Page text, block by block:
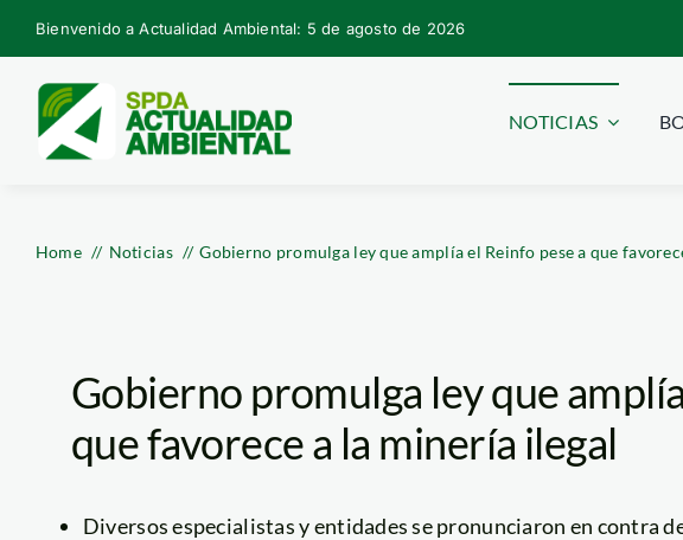
Skip
to
content
Bienvenido a Actualidad Ambiental: 5 de agosto de 2026
NOTICIAS
Home Noticias Gobierno promulga ley que amplía el Reinfo pese a que
Gobierno promulga ley que
que favorece a la minería ilegal
Diversos especialistas y entidades se pronunciaron en contra